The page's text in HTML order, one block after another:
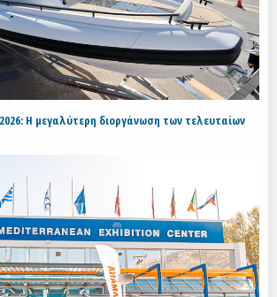
Η μεγαλύτερη διοργάνωση των τελευταίων